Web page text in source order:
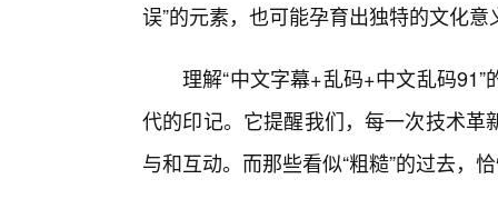
误”的元素，也可能孕育出独特的文化
理解“中文字幕+乱码+中文乱码
代的印记。它提醒我们，每一次技术
与和互动。而那些看似“粗糙”的过去，